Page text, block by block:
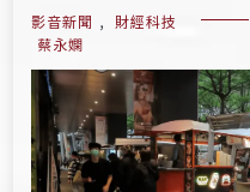
影音新聞 , 財經科技
蔡永嫻